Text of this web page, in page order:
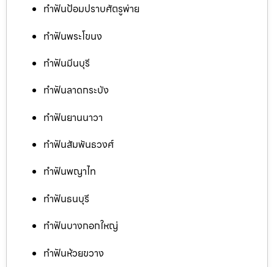
ทำฟันป้อมปราบศัตรูพ่าย
ทำฟันพระโขนง
ทำฟันมีนบุรี
ทำฟันลาดกระบัง
ทำฟันยานนาวา
ทำฟันสัมพันธวงศ์
ทำฟันพญาไท
ทำฟันธนบุรี
ทำฟันบางกอกใหญ่
ทำฟันห้วยขวาง